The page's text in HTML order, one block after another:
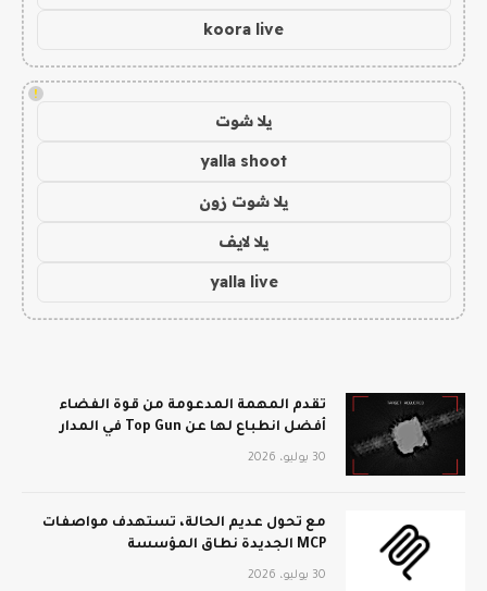
koora live
!
يلا شوت
yalla shoot
يلا شوت زون
يلا لايف
yalla live
تقدم المهمة المدعومة من قوة الفضاء
أفضل انطباع لها عن Top Gun في المدار
30 يوليو، 2026
مع تحول عديم الحالة، تستهدف مواصفات
MCP الجديدة نطاق المؤسسة
30 يوليو، 2026